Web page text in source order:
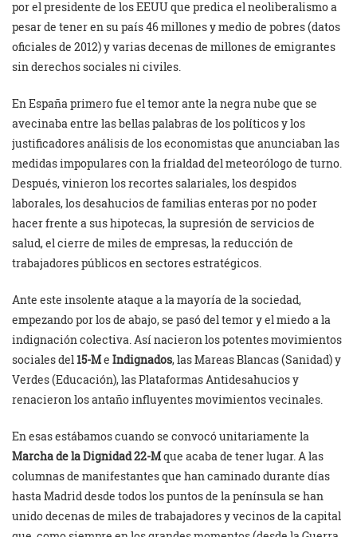
por el presidente de los EEUU que predica el neoliberalismo a
pesar de tener en su país 46 millones y medio de pobres (datos
oficiales de 2012) y varias decenas de millones de emigrantes
sin derechos sociales ni civiles.
En España primero fue el temor ante la negra nube que se
avecinaba entre las bellas palabras de los políticos y los
justificadores análisis de los economistas que anunciaban las
medidas impopulares con la frialdad del meteorólogo de turno.
Después, vinieron los recortes salariales, los despidos
laborales, los desahucios de familias enteras por no poder
hacer frente a sus hipotecas, la supresión de servicios de
salud, el cierre de miles de empresas, la reducción de
trabajadores públicos en sectores estratégicos.
Ante este insolente ataque a la mayoría de la sociedad,
empezando por los de abajo, se pasó del temor y el miedo a la
indignación colectiva. Así nacieron los potentes movimientos
sociales del 15-Me Indignados, las Mareas Blancas (Sanidad) y
Verdes (Educación), las Plataformas Antidesahucios y
renacieron los antaño influyentes movimientos vecinales.
En esas estábamos cuando se convocó unitariamente la
Marcha de la Dignidad 22-Mque acaba de tener lugar. A las
columnas de manifestantes que han caminado durante días
hasta Madrid desde todos los puntos de la península se han
unido decenas de miles de trabajadores y vecinos de la capital